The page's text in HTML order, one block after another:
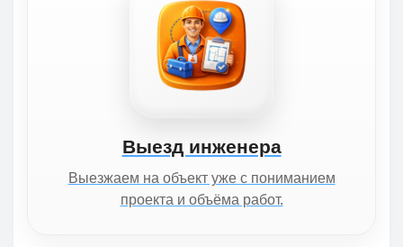
Выезд инженера
Выезжаем на объект уже с пониманием
проекта и объёма работ.